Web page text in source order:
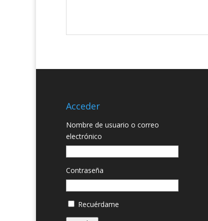
Acceder
Nombre de usuario o correo
electrónico
Contraseña
Recuérdame